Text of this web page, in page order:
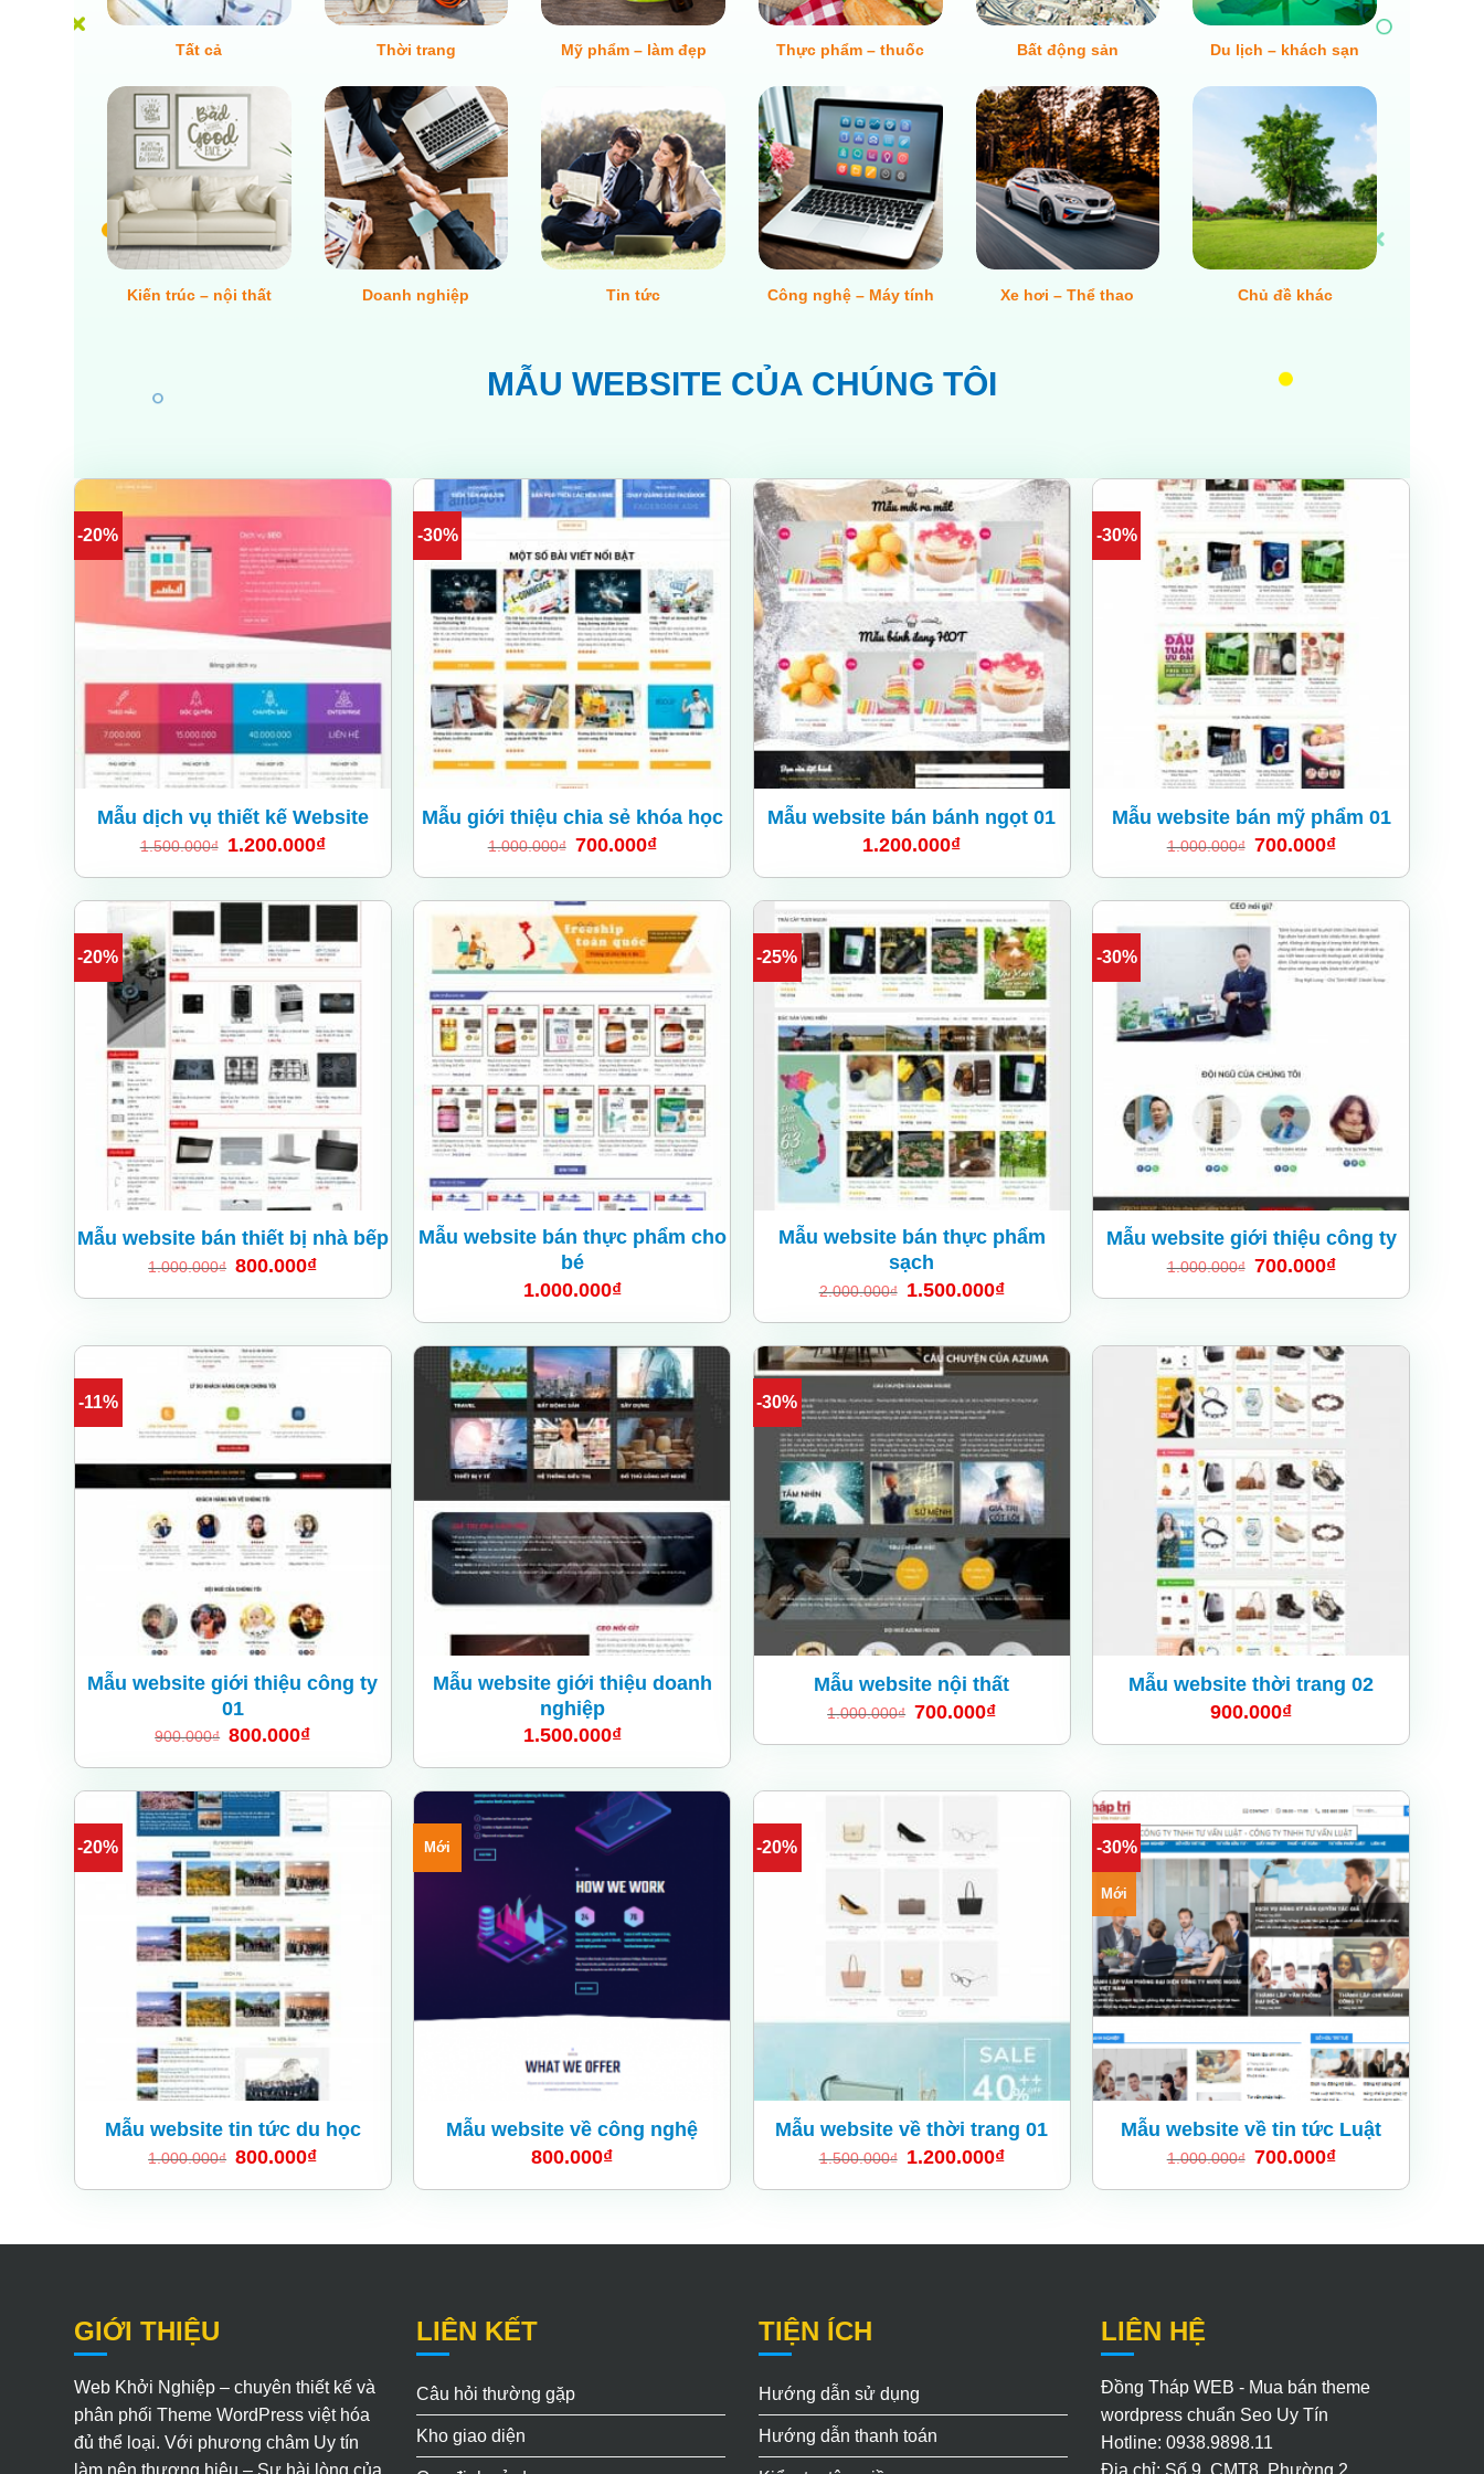
Tất cả Thời trang Mỹ phẩm – làm đẹp Thực phẩm – thuốc Bất động sản Du lịch – khách sạn
Kiến trúc – nội thất Doanh nghiệp Tin tức Công nghệ – Máy tính Xe hơi – Thể thao Chủ đề khác
MẪU WEBSITE CỦA CHÚNG TÔI
-20%
to
wishlist
Mẫu dịch vụ thiết kế Website
1.500.000₫ 1.200.000₫
-30%
wishlist
Mẫu giới thiệu chia sẻ khóa học
1.000.000₫ 700.000₫
Add
to
wishlist
Mẫu website bán bánh ngọt 01
1.200.000₫
-30%
Mẫu website bán mỹ phẩm 01
1.000.000₫ 700.000₫
-20%
wishlist
Mẫu website bán thiết bị nhà bếp
1.000.000₫ 800.000₫
Add
to
wishlist
Mẫu website bán thực phẩm cho
bé
1.000.000₫
-25%
Add
to
wishlist
Mẫu website bán thực phẩm
sạch
2.000.000₫ 1.500.000₫
-30%
Add
to
Mẫu website giới thiệu công ty
1.000.000₫ 700.000₫
-11%
Mẫu website giới thiệu công ty
01
900.000₫ 800.000₫
Add
to
wishlist
Mẫu website giới thiệu doanh
nghiệp
1.500.000₫
-30%
wishlist
Mẫu website nội thất
1.000.000₫ 700.000₫
Mẫu website thời trang 02
900.000₫
-20%
Mẫu website tin tức du học
1.000.000₫ 800.000₫
Mới
Mẫu website về công nghệ
800.000₫
-20%
Mẫu website về thời trang 01
1.500.000₫ 1.200.000₫
-30%
Mới
Add
to
wishlist
Mẫu website về tin tức Luật
1.000.000₫ 700.000₫
GIỚI THIỆU
Web Khởi Nghiệp – chuyên thiết kế và
phân phối Theme WordPress việt hóa
đủ thể loại. Với phương châm Uy tín
LIÊN KẾT
Câu hỏi thường gặp
Kho giao diện
TIỆN ÍCH
Hướng dẫn sử dụng
Hướng dẫn thanh toán
LIÊN HỆ
Đồng Tháp WEB - Mua bán theme
wordpress chuẩn Seo Uy Tín
Hotline: 0938.9898.11